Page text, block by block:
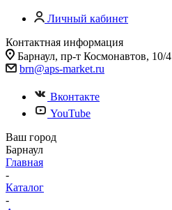
Личный кабинет
Контактная информация
Барнаул, пр-т Космонавтов, 10/4
brn@aps-market.ru
Вконтакте
YouTube
Ваш город
Барнаул
Главная
-
Каталог
-